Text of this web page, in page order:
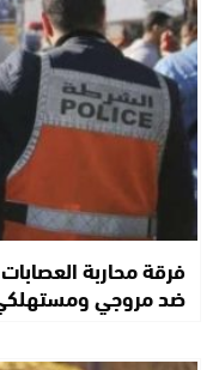
فرقة محاربة
ضد مروجي